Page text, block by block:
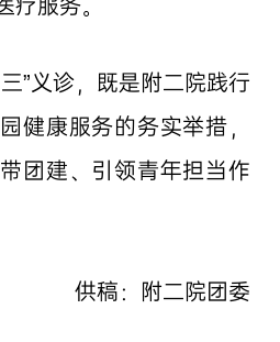
疗服务。
”义诊，既是附二院践行
健康服务的务实举措，
团建、引领青年担当作
供稿：附二院团委